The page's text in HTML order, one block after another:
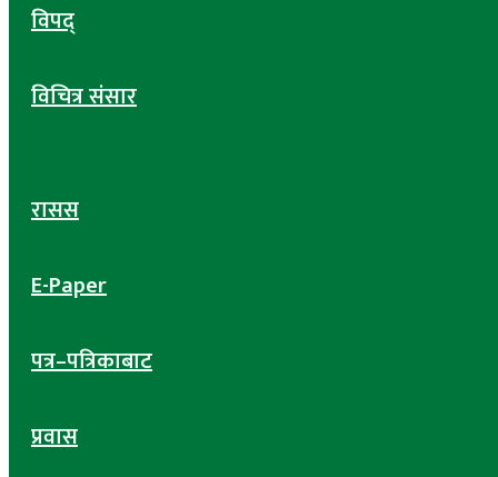
विपद्
विचित्र संसार
रासस
E-Paper
पत्र–पत्रिकाबाट
प्रवास